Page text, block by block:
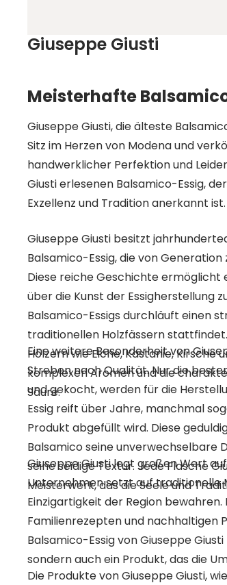
Giuseppe Giusti
Meisterhafte
Giuseppe Giusti, die älteste
Sitz im Herzen von Modena und
handwerklicher Perfektion und
Giusti erlesenen Balsamico-Essig,
Exzellenz und Tradition anerkannt ist.
Giuseppe Giusti besitzt
Balsamico-Essig, die von
Diese reiche Geschichte ermöglicht
über die Kunst der Essigherstellung
Balsamico-Essigs durchläuft einen
traditionellen Holzfässern
Hölzern wie Eiche, Kastanie, Kirsche
komplexen Aromen und die
Säure.
Eine weitere Besonderheit von
Streben nach Qualität. Nur die
und gekocht, werden für die
Essig reift über Jahre, manchmal
Produkt abgefüllt wird. Diese
Balsamico seine unverwechselbare
seine seidige Textur. Jede Flasche
Meisterwerk, das die Seele und
Giuseppe Giusti legt großen Wert
Unternehmen setzt auf traditionelle
Einzigartigkeit der Region
Familienrezepten und nachhaltigen
Balsamico-Essig von Giuseppe
sondern auch ein Produkt, das die
Die Produkte von Giuseppe Giusti,